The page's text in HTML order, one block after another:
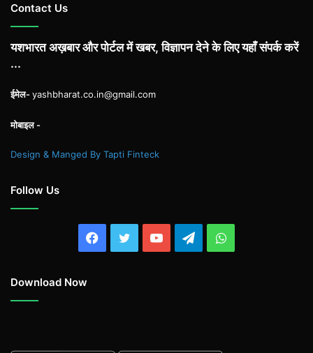
Contact Us
यशभारत अख़बार और पोर्टल में खबर, विज्ञापन देने के लिए यहाँ संपर्क करें
...
ईमेल-yashbharat.co.in@gmail.com
मोबाइल -
Design & Manged By Tapti Finteck
Follow Us
Facebook
TwitterYouTubeTelegramWhatsApp
Download Now